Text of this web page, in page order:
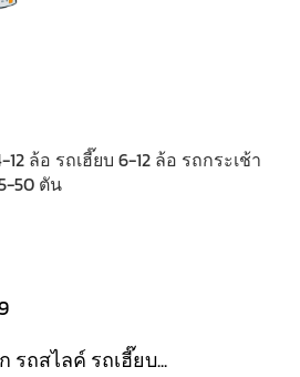
ล้อ รถเฮี๊ยบ 6-12 ล้อ รถกระเช้า
50 ตัน
รถสไลค์ รถเฮี๊ยบ...